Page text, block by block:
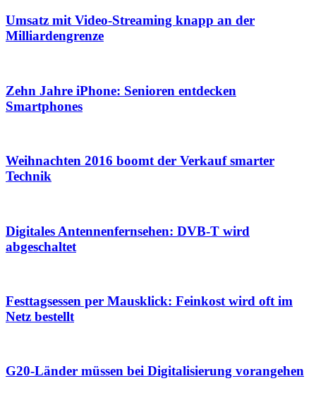
Umsatz mit Video-Streaming knapp an der
Milliardengrenze
Zehn Jahre iPhone: Senioren entdecken
Smartphones
Weihnachten 2016 boomt der Verkauf smarter
Technik
Digitales Antennenfernsehen: DVB-T wird
abgeschaltet
Festtagsessen per Mausklick: Feinkost wird oft im
Netz bestellt
G20-Länder müssen bei Digitalisierung vorangehen